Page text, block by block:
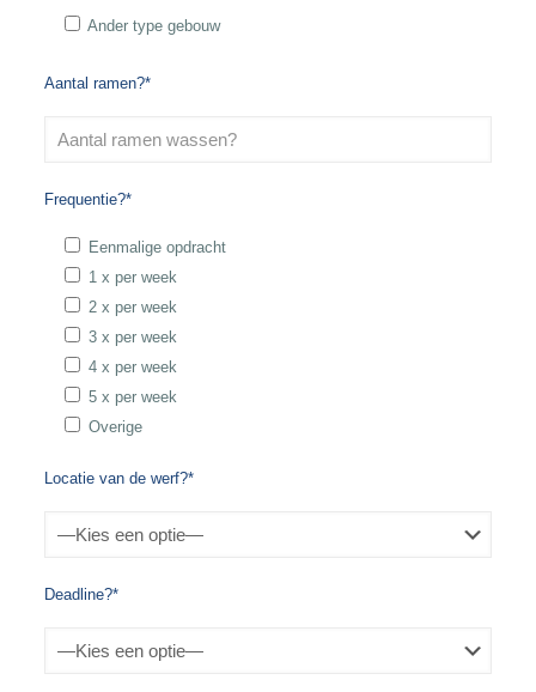
Ander type gebouw
Aantal ramen?*
Frequentie?*
Eenmalige opdracht
1 x per week
2 x per week
3 x per week
4 x per week
5 x per week
Overige
Locatie van de werf?*
Deadline?*